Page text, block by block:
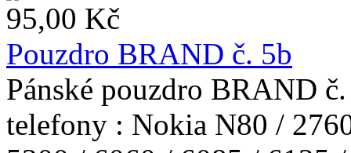
95,00 Kč
Pouzdro BRAND č. 5b
Pánské pouzdro BRAND
telefony : Nokia N80 /